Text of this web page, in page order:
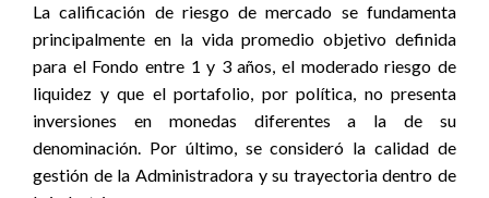
La calificación de riesgo de mercado se fundamenta
principalmente en la vida promedio objetivo definida
para el Fondo entre 1 y 3 años, el moderado riesgo de
liquidez y que el portafolio, por política, no presenta
inversiones en monedas diferentes a la de su
denominación. Por último, se consideró la calidad de
gestión de la Administradora y su trayectoria dentro de